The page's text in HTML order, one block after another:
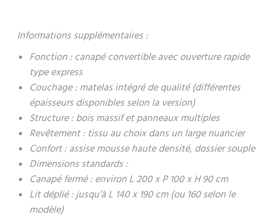
Informations supplémentaires :
Fonction : canapé convertible avec ouverture rapide
type express
Couchage : matelas intégré de qualité (différentes
épaisseurs disponibles selon la version)
Structure : bois massif et panneaux multiples
Revêtement : tissu au choix dans un large nuancier
Confort : assise mousse haute densité, dossier souple
Dimensions standards :
Canapé fermé : environ L 200 x P 100 x H 90 cm
Lit déplié : jusqu’à L 140 x 190 cm (ou 160 selon le
modèle)